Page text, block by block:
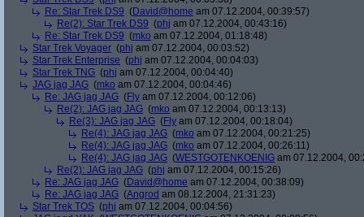
Re: Star Trek DS9 (David@home am 07.12.2004, 00:39:57)
Re(2): Star Trek DS9 (phj am 07.12.2004, 00:43:16)
Re: Star Trek DS9 (mko am 07.12.2004, 01:18:48)
Star Trek Voyager (phj am 07.12.2004, 00:03:52)
Star Trek Enterprise (phj am 07.12.2004, 00:04:03)
Star Trek TNG (phj am 07.12.2004, 00:04:40)
JAG jag JAG (mko am 07.12.2004, 00:04:46)
Re: JAG jag JAG (Fly am 07.12.2004, 00:12:06)
Re(2): JAG jag JAG (mko am 07.12.2004, 00:13:13)
Re(3): JAG jag JAG (Fly am 07.12.2004, 00:18:04)
Re(4): JAG jag JAG (mko am 07.12.2004, 00:21:25)
Re(4): JAG jag JAG (mko am 07.12.2004, 00:26:11)
Re(4): JAG jag JAG (WESTGOTENKOENIG am 07.12.2004,
Re(2): JAG jag JAG (phj am 07.12.2004, 00:15:26)
Re: JAG jag JAG (David@home am 07.12.2004, 00:38:09)
Re: JAG jag JAG (Angrod am 08.12.2004, 21:31:23)
Star Trek TOS (phj am 07.12.2004, 00:04:56)